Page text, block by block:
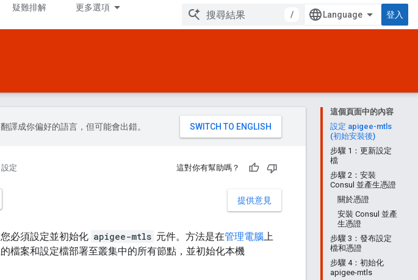
疑難排解 更多選項
/ 登入
這個頁面中的內容
設定 apigee-mtls
(初始安裝後)
步驟 1：更新設定
檔
步驟 2：安裝
Consul 並產生憑證
關於憑證
安裝 Consul 並產
生憑證
步驟 3：發布設定
檔和憑證
步驟 4：初始化
apigee-mtls
譯成你偏好的語言，但可能會出錯。
設定 這對你有幫助嗎？
提供意見
必須設定並初始化 apigee-mtls 元件。方法是在管理電腦上
檔案和設定檔部署至叢集中的所有節點，並初始化本機